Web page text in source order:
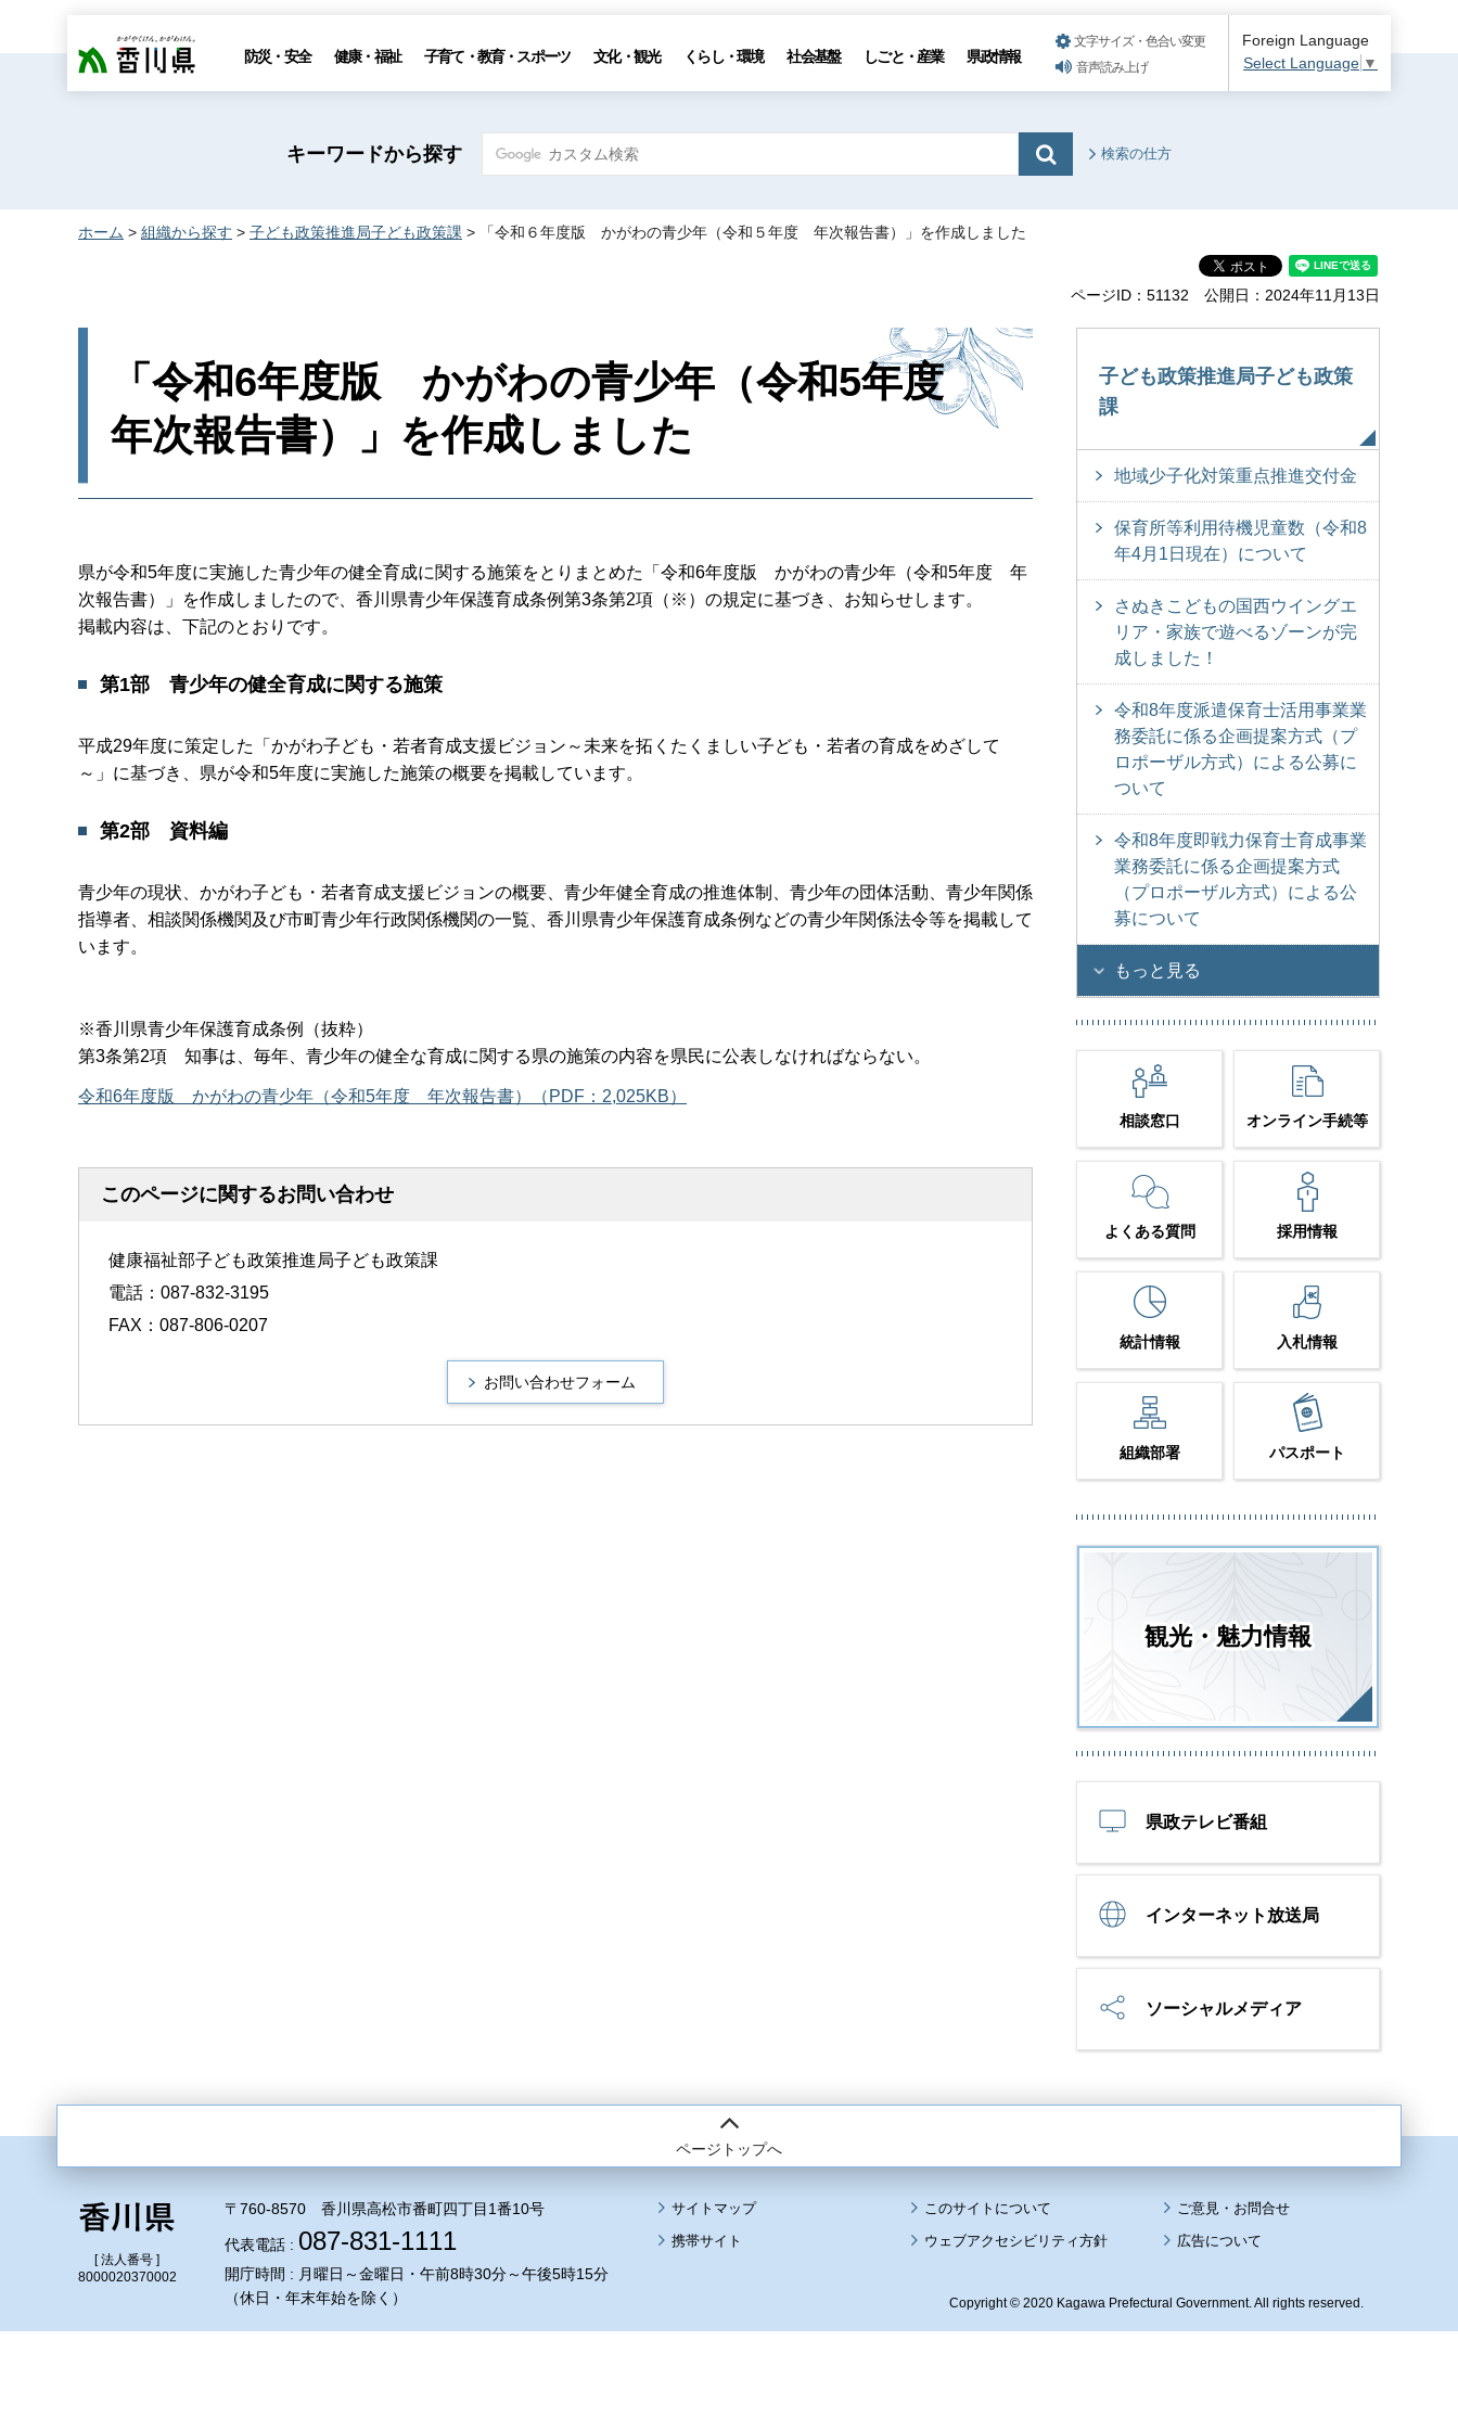
香川県 防災・安全 健康・福祉 子育て・教育・スポーツ 文化・観光 くらし・環境 社会基盤 しごと・産業 県政情報
文字サイズ・色合い変更
音声読み上げ
Foreign Language
Select Language ▼
キーワードから探す 検索の仕方
ホーム > 組織から探す > 子ども政策推進局子ども政策課 > 「令和６年度版 かがわの青少年（令和５年度 年次報告書）」を作成しました
ページID：51132 公開日：2024年11月13日
「令和6年度版 かがわの青少年（令和5年度
年次報告書）」を作成しました
県が令和5年度に実施した青少年の健全育成に関する施策をとりまとめた「令和6年度版 かがわの青少年（令和5年度 年
次報告書）」を作成しましたので、香川県青少年保護育成条例第3条第2項（※）の規定に基づき、お知らせします。
掲載内容は、下記のとおりです。
第1部 青少年の健全育成に関する施策
平成29年度に策定した「かがわ子ども・若者育成支援ビジョン～未来を拓くたくましい子ども・若者の育成をめざして
～」に基づき、県が令和5年度に実施した施策の概要を掲載しています。
第2部 資料編
青少年の現状、かがわ子ども・若者育成支援ビジョンの概要、青少年健全育成の推進体制、青少年の団体活動、青少年関係
指導者、相談関係機関及び市町青少年行政関係機関の一覧、香川県青少年保護育成条例などの青少年関係法令等を掲載して
います。
※香川県青少年保護育成条例（抜粋）
第3条第2項 知事は、毎年、青少年の健全な育成に関する県の施策の内容を県民に公表しなければならない。
令和6年度版 かがわの青少年（令和5年度 年次報告書）（PDF：2,025KB）
このページに関するお問い合わせ
健康福祉部子ども政策推進局子ども政策課
電話：087-832-3195
FAX：087-806-0207
子ども政策推進局子ども政策
課
地域少子化対策重点推進交付金
保育所等利用待機児童数（令和8
年4月1日現在）について
さぬきこどもの国西ウイングエ
リア・家族で遊べるゾーンが完
成しました！
令和8年度派遣保育士活用事業業
務委託に係る企画提案方式（プ
ロポーザル方式）による公募に
ついて
令和8年度即戦力保育士育成事業
業務委託に係る企画提案方式
（プロポーザル方式）による公
募について
もっと見る
相談窓口 オンライン手続等
よくある質問 採用情報
統計情報 入札情報
組織部署 パスポート
観光・魅力情報
県政テレビ番組
インターネット放送局
ソーシャルメディア
ページトップへ
[ 法人番号 ]
8000020370002
〒760-8570 香川県高松市番町四丁目1番10号
代表電話 : 087-831-1111
開庁時間 : 月曜日～金曜日・午前8時30分～午後5時15分
（休日・年末年始を除く）
サイトマップ
このサイトについて
携帯サイト
ウェブアクセシビリティ方針 広告について
Copyright © 2020 Kagawa Prefectural Government. All rights reserved.